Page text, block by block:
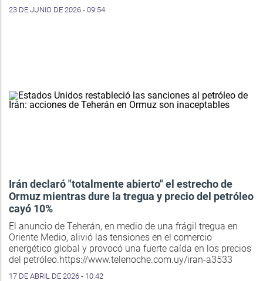
23 DE JUNIO DE 2026 - 09:54
Irán declaró "totalmente abierto" el estrecho de
Ormuz mientras dure la tregua y precio del petróleo
cayó 10%
El anuncio de Teherán, en medio de una frágil tregua en
Oriente Medio, alivió las tensiones en el comercio
energético global y provocó una fuerte caída en los precios
del petróleo.https://www.telenoche.com.uy/iran-a3533
17 DE ABRIL DE 2026 - 10:42